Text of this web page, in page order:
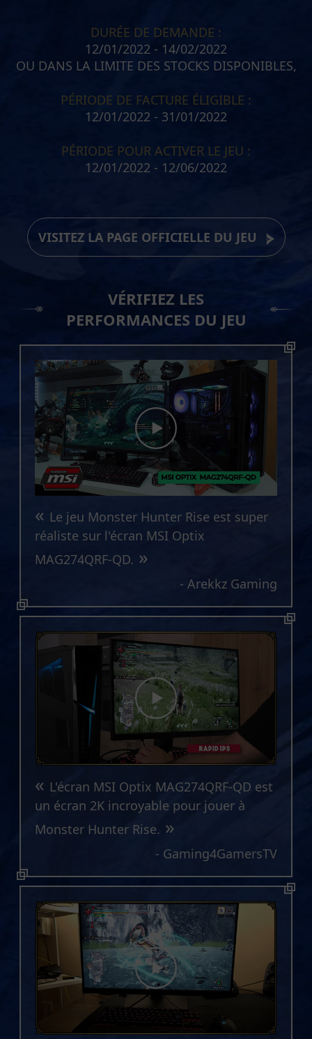
DURÉE DE DEMANDE :
12/01/2022 - 14/02/2022
OU DANS LA LIMITE DES STOCKS DISPONIBLES,
PÉRIODE DE FACTURE ÉLIGIBLE :
12/01/2022 - 31/01/2022
PÉRIODE POUR ACTIVER LE JEU :
12/01/2022 - 12/06/2022
VISITEZ LA PAGE OFFICIELLE DU JEU
VÉRIFIEZ LES
PERFORMANCES DU JEU
« Le jeu Monster Hunter Rise est super
réaliste sur l'écran MSI Optix
MAG274QRF-QD. »
- Arekkz Gaming
« L'écran MSI Optix MAG274QRF-QD est
un écran 2K incroyable pour jouer à
Monster Hunter Rise. »
- Gaming4GamersTV